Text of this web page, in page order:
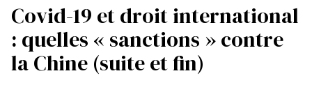
Covid-19 et droit international
: quelles « sanctions » contre
la Chine (suite et fin)